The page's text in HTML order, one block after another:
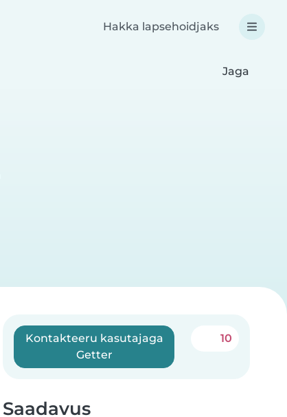
Hakka lapsehoidjaks
Jaga
Kontakteeru kasutajaga
Getter
10
Saadavus